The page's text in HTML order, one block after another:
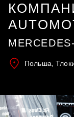
Польша,